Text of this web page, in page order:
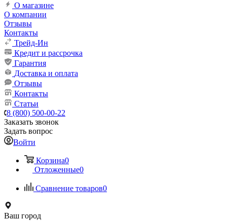
О магазине
О компании
Отзывы
Контакты
Трейд-Ин
Кредит и рассрочка
Гарантия
Доставка и оплата
Отзывы
Контакты
Статьи
8 (800) 500-00-22
Заказать звонок
Задать вопрос
Войти
Корзина0
Отложенные0
Сравнение товаров0
Ваш город